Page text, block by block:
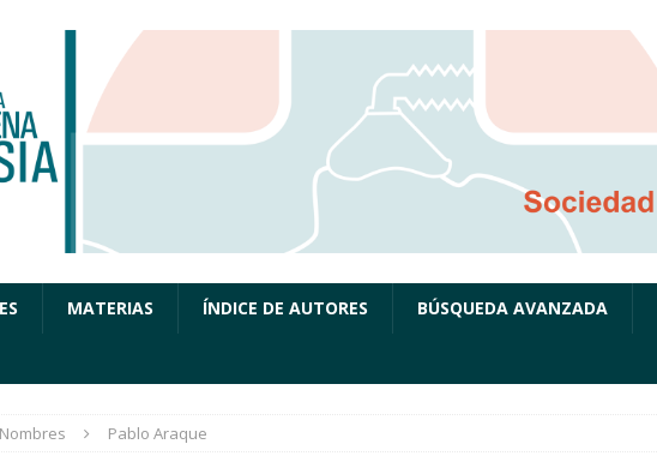
MATERIAS ÍNDICE DE AUTORES BÚSQUEDA AVANZADA
Nombres Pablo Araque